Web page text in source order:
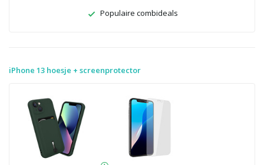
Populaire combideals
iPhone 13 hoesje + screenprotector